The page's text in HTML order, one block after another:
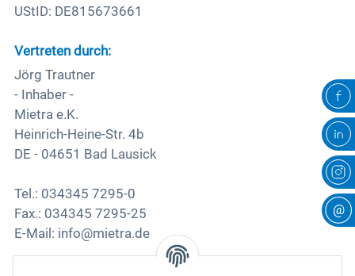
@
Infomaterial für Schulen
UStID: DE815673661
Vertreten durch:
Jörg Trautner
- Inhaber -
Mietra e.K.
Heinrich-Heine-Str. 4b
DE - 04651 Bad Lausick
Tel.: 034345 7295-0
Fax.: 034345 7295-25
E-Mail: info@mietra.de